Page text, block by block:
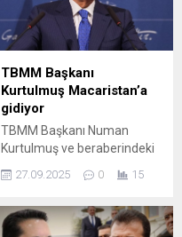
TBMM Başkanı
Kurtulmuş Macaristan’a
gidiyor
TBMM Başkanı Numan
Kurtulmuş ve beraberindeki
parlamento heyeti, 28-30
Eylül'de resmi temaslarda
Macaristan'a gidecek.
27.09.2025 0 15